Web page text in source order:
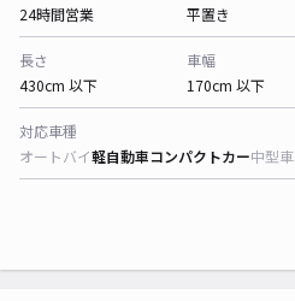
24時間営業
平置き
長さ
430cm 以下
車幅
170cm 以下
対応車種
オートバイ軽自動車コンパクトカー中型車